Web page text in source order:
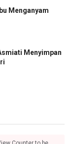
Menganyam
Menyimpan